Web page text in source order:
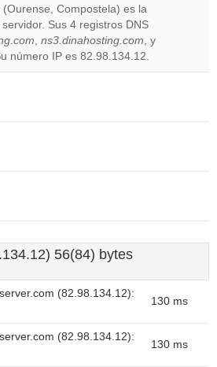
Do you
own this
website?
Compostela) es la
Sus 4 registros DNS
, ns3.dinahosting.com, y
número IP es 82.98.134.12.
56(84) bytes
(82.98.134.12):
130 ms
(82.98.134.12):
130 ms